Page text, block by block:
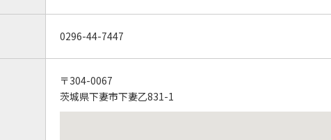
0296-44-7447
〒304-0067
茨城県下妻市下妻乙831-1